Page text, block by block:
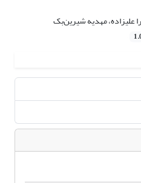
علیزاده، مهدیه شیرین‌بک